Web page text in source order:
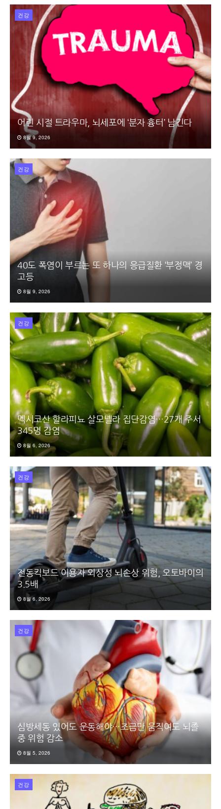
건강
어린 시절 트라우마, 뇌세포에 ‘분자 흉터’ 남긴다
8월 9, 2026
건강
40도 폭염이 부르는 또 하나의 응급질환 ‘부정맥’ 경
고등
8월 9, 2026
건강
멕시코산 할라피뇨 살모넬라 집단감염…27개 주서
345명 감염
8월 6, 2026
건강
전동킥보드 이용자 외상성 뇌손상 위험, 오토바이의
3.5배
8월 6, 2026
건강
심방세동 있어도 운동해야…조금만 움직여도 뇌졸
중 위험 감소
8월 5, 2026
건강